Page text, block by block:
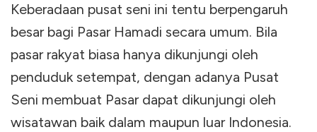
Keberadaan pusat seni ini tentu berpengaruh
besar bagi Pasar Hamadi secara umum. Bila
pasar rakyat biasa hanya dikunjungi oleh
penduduk setempat, dengan adanya Pusat
Seni membuat Pasar dapat dikunjungi oleh
wisatawan baik dalam maupun luar Indonesia.